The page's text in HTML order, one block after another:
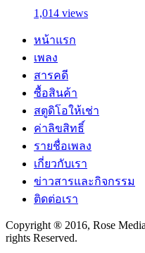
1,014 views
หน้าแรก
เพลง
สารคดี
ซื้อสินค้า
สตูดิโอให้เช่า
ค่าลิขสิทธิ์
รายชื่อเพลง
เกี่ยวกับเรา
ข่าวสารและกิจกรรม
ติดต่อเรา
Copyright ® 2016, Rose
rights Reserved.